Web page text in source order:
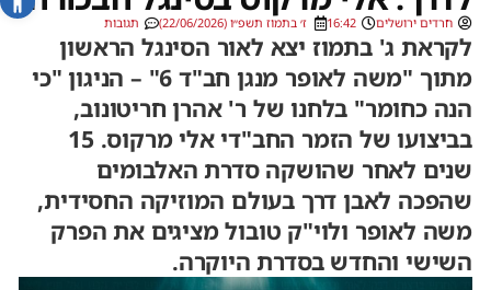
חרדים ירושלים 16:42 ז׳ בתמוז תשפ״ו (22/06/2026) תגובות
לקראת ג' בתמוז יצא לאור הסינגל הראשון
מתוך "משה לאופר מנגן חב"ד 6" – הניגון "כי
הנה כחומר" בלחנו של ר' אהרן חריטונוב,
בביצועו של הזמר החב"די אלי מרקוס. 15
שנים לאחר שהושקה סדרת האלבומים
שהפכה לאבן דרך בעולם המוזיקה החסידית,
משה לאופר ולוי"ק טובול מציגים את הפרק
השישי והחדש בסדרת היוקרה.